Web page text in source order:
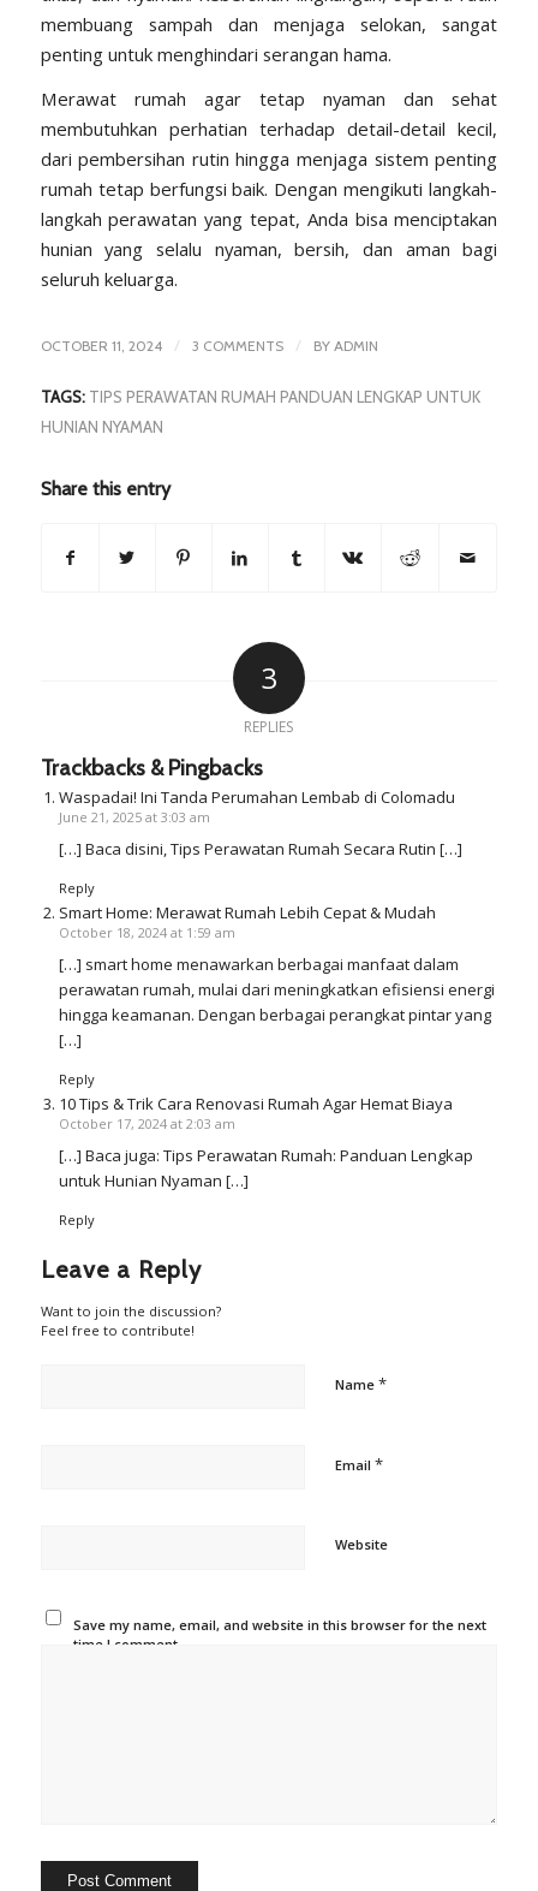
membuang sampah dan menjaga selokan, sangat
penting untuk menghindari serangan hama.
Merawat rumah agar tetap nyaman dan sehat
membutuhkan perhatian terhadap detail-detail kecil,
dari pembersihan rutin hingga menjaga sistem penting
rumah tetap berfungsi baik. Dengan mengikuti langkah-
langkah perawatan yang tepat, Anda bisa menciptakan
hunian yang selalu nyaman, bersih, dan aman bagi
seluruh keluarga.
OCTOBER 11, 2024 / 3 COMMENTS / BY ADMIN
TAGS: TIPS PERAWATAN RUMAH PANDUAN LENGKAP UNTUK
HUNIAN NYAMAN
Share this entry
3
REPLIES
Trackbacks & Pingbacks
Waspadai! Ini Tanda Perumahan Lembab di Colomadu
June 21, 2025 at 3:03 am
[…] Baca disini, Tips Perawatan Rumah Secara Rutin […]
Reply
Smart Home: Merawat Rumah Lebih Cepat & Mudah
October 18, 2024 at 1:59 am
[…] smart home menawarkan berbagai manfaat dalam
perawatan rumah, mulai dari meningkatkan efisiensi energi
hingga keamanan. Dengan berbagai perangkat pintar yang
[…]
Reply
10 Tips & Trik Cara Renovasi Rumah Agar Hemat Biaya
October 17, 2024 at 2:03 am
[…] Baca juga: Tips Perawatan Rumah: Panduan Lengkap
untuk Hunian Nyaman […]
Reply
Leave a Reply
Want to join the discussion?
Feel free to contribute!
Name *
Email *
Website
Save my name, email, and website in this browser for the next
time I comment.